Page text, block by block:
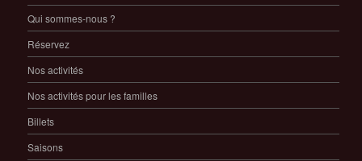
Qui sommes-nous ?
Réservez
Nos activités
Nos activités pour les familles
Billets
Saisons